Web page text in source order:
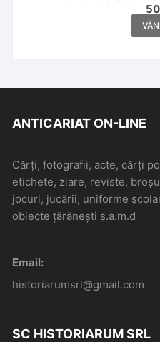
50
ANTICARIAT ON-LINE
Cărți, fotografii, acte, cărți
etichete, ziare, reviste,
jocuri, jucării, uniforme
obiecte țărănești s.a.m.d
Email:
historiarumsrl@gmail.com
SC HISTORIARUM SRL